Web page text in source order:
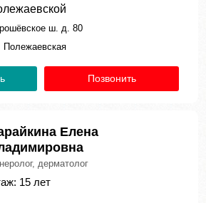
ш. д. 80
Полежаевская
Позвонить
Елена
дерматолог
15 лет